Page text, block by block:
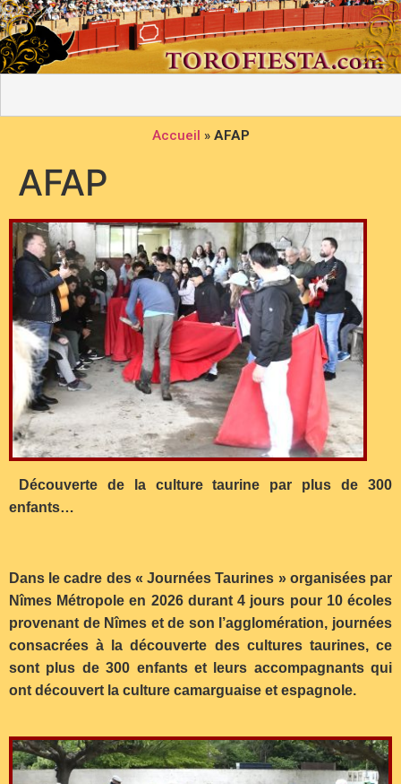
Accueil » AFAP
AFAP
Découverte de la culture taurine par plus de 300
enfants…
Dans le cadre des « Journées Taurines » organisées par
Nîmes Métropole en 2026 durant 4 jours pour 10 écoles
provenant de Nîmes et de son l’agglomération, journées
consacrées à la découverte des cultures taurines, ce
sont plus de 300 enfants et leurs accompagnants qui
ont découvert la culture camarguaise et espagnole.